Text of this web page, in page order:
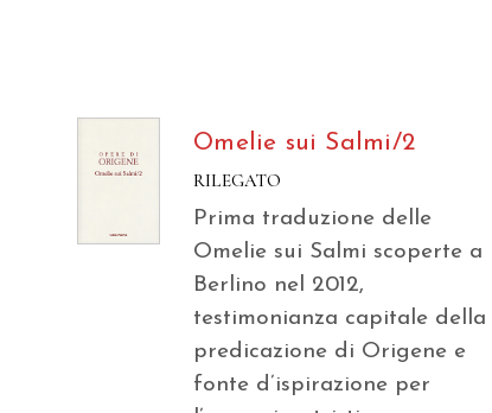
Omelie sui Salmi/2
RILEGATO
Prima traduzione delle
Omelie sui Salmi scoperte a
Berlino nel 2012,
testimonianza capitale della
predicazione di Origene e
fonte d’ispirazione per